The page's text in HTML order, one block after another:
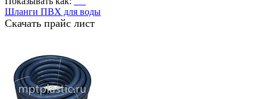
Шланги ПВХ для воды
Скачать прайс лист